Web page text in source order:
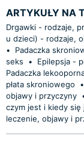
ARTYKUŁY NA
Drgawki - rodzaje,
u dzieci) - rodzaje,
•
Padaczka
seks
• Epilepsja -
Padaczka
płata skroniowego
•
objawy i przyczyny
czym jest i kiedy się
leczenie, objawy i